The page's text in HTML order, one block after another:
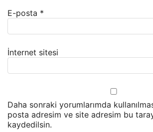
E-posta *
İnternet sitesi
Daha sonraki yorumlarımda
posta adresim ve site adresim bu
kaydedilsin.